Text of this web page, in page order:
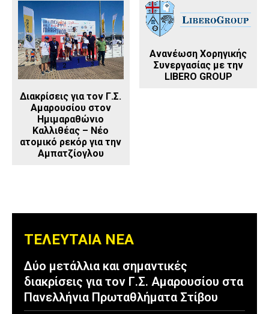
Διακρίσεις για τον Γ.Σ.
Αμαρουσίου στον
Ημιμαραθώνιο
Καλλιθέας – Νέο
ατομικό ρεκόρ για την
Αμπατζίογλου
Ανανέωση Χορηγικής
Συνεργασίας με την
LIBERO GROUP
ΤΕΛΕΥΤΑΙΑ ΝΕΑ
Δύο μετάλλια και σημαντικές
διακρίσεις για τον Γ.Σ. Αμαρουσίου στα
Πανελλήνια Πρωταθλήματα Στίβου